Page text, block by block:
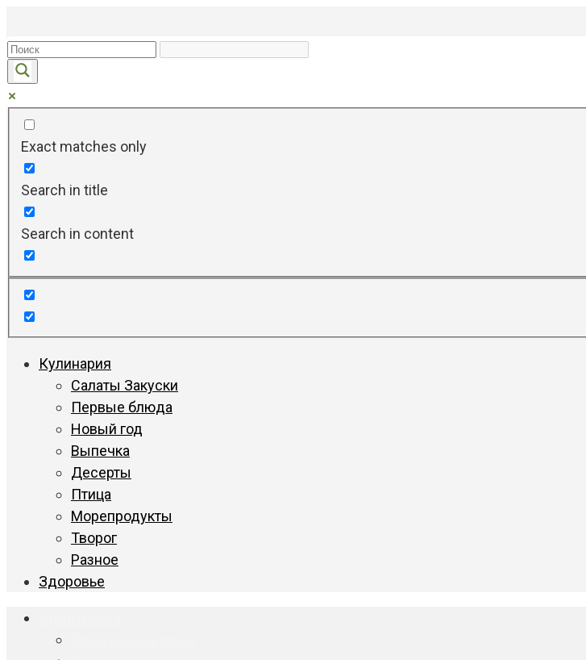
к
контенту
Exact matches only
Search in title
Search in content
Кулинария
Салаты Закуски
Первые блюда
Новый год
Выпечка
Десерты
Птица
Морепродукты
Творог
Разное
Здоровье